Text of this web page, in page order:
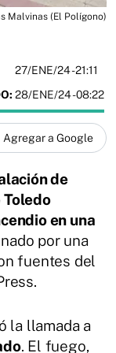
Malvinas (El Polígono)
27/ENE/24- 21:11
28/ENE/24 - 08:22
Agregar a Google
de
en una
por una
fuentes del
la llamada a
. El fuego,